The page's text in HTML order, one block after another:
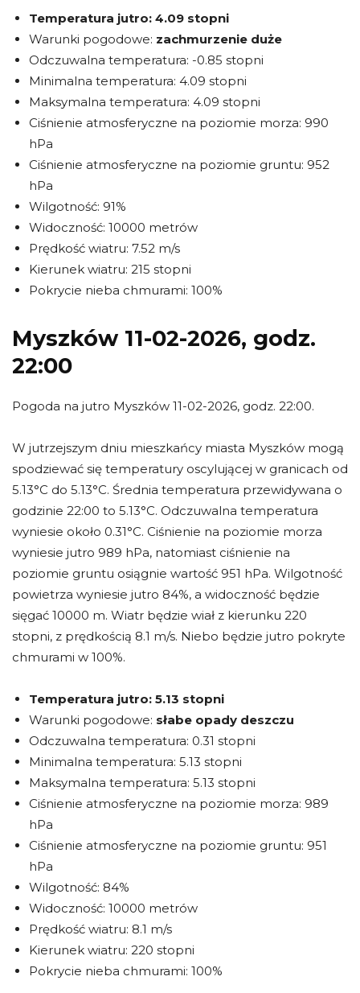
Temperatura jutro: 4.09 stopni
Warunki pogodowe: zachmurzenie duże
Odczuwalna temperatura: -0.85 stopni
Minimalna temperatura: 4.09 stopni
Maksymalna temperatura: 4.09 stopni
Ciśnienie atmosferyczne na poziomie morza: 990
hPa
Ciśnienie atmosferyczne na poziomie gruntu: 952
hPa
Wilgotność: 91%
Widoczność: 10000 metrów
Prędkość wiatru: 7.52 m/s
Kierunek wiatru: 215 stopni
Pokrycie nieba chmurami: 100%
Myszków 11-02-2026, godz.
22:00
Pogoda na jutro Myszków 11-02-2026, godz. 22:00.
W jutrzejszym dniu mieszkańcy miasta Myszków mogą
spodziewać się temperatury oscylującej w granicach od
5.13°C do 5.13°C. Średnia temperatura przewidywana o
godzinie 22:00 to 5.13°C. Odczuwalna temperatura
wyniesie około 0.31°C. Ciśnienie na poziomie morza
wyniesie jutro 989 hPa, natomiast ciśnienie na
poziomie gruntu osiągnie wartość 951 hPa. Wilgotność
powietrza wyniesie jutro 84%, a widoczność będzie
sięgać 10000 m. Wiatr będzie wiał z kierunku 220
stopni, z prędkością 8.1 m/s. Niebo będzie jutro pokryte
chmurami w 100%.
Temperatura jutro: 5.13 stopni
Warunki pogodowe: słabe opady deszczu
Odczuwalna temperatura: 0.31 stopni
Minimalna temperatura: 5.13 stopni
Maksymalna temperatura: 5.13 stopni
Ciśnienie atmosferyczne na poziomie morza: 989
hPa
Ciśnienie atmosferyczne na poziomie gruntu: 951
hPa
Wilgotność: 84%
Widoczność: 10000 metrów
Prędkość wiatru: 8.1 m/s
Kierunek wiatru: 220 stopni
Pokrycie nieba chmurami: 100%